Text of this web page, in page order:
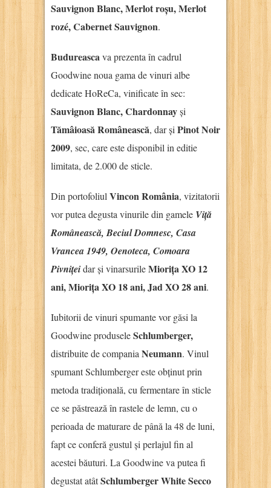
Sauvignon Blanc, Merlot roșu, Merlot
rozé, Cabernet Sauvignon.
Budureascava prezenta în cadrul
Goodwine noua gama de vinuri albe
dedicate HoReCa, vinificate în sec:
Sauvignon Blanc, Chardonnayși
Tămâioasă Românească, dar și Pinot Noir
2009, sec, care este disponibil in editie
limitata, de 2.000 de sticle.
Din portofoliul Vincon România, vizitatorii
vor putea degusta vinurile din gamele Viță
Românească, Beciul Domnesc, Casa
Vrancea 1949, Oenoteca, Comoara
Pivnițeidar și vinarsurileMiorița XO 12
ani, Miorița XO 18 ani, Jad XO 28 ani.
Iubitorii de vinuri spumante vor găsi la
Goodwine produseleSchlumberger,
distribuite de compania Neumann. Vinul
spumant Schlumberger este obținut prin
metoda tradițională, cu fermentare în sticle
ce se păstrează în rastele de lemn, cu o
perioada de maturare de până la 48 de luni,
fapt ce conferă gustul și perlajul fin al
acestei băuturi. La Goodwine va putea fi
degustat atâtSchlumberger White Secco